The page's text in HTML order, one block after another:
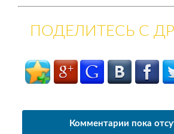
ПОДЕЛИТЕСЬ С
Комментарии пока